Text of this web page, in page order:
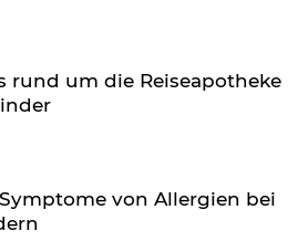
rund um die Reiseapotheke
von Allergien bei